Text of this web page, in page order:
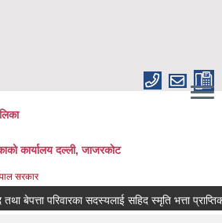
कार्यालय दल्ली, जाजरकाेट
सरकार
बेपत्ता परिवारका सदस्यलाई सहिद स्मृति भत्ता प्राप्तिको